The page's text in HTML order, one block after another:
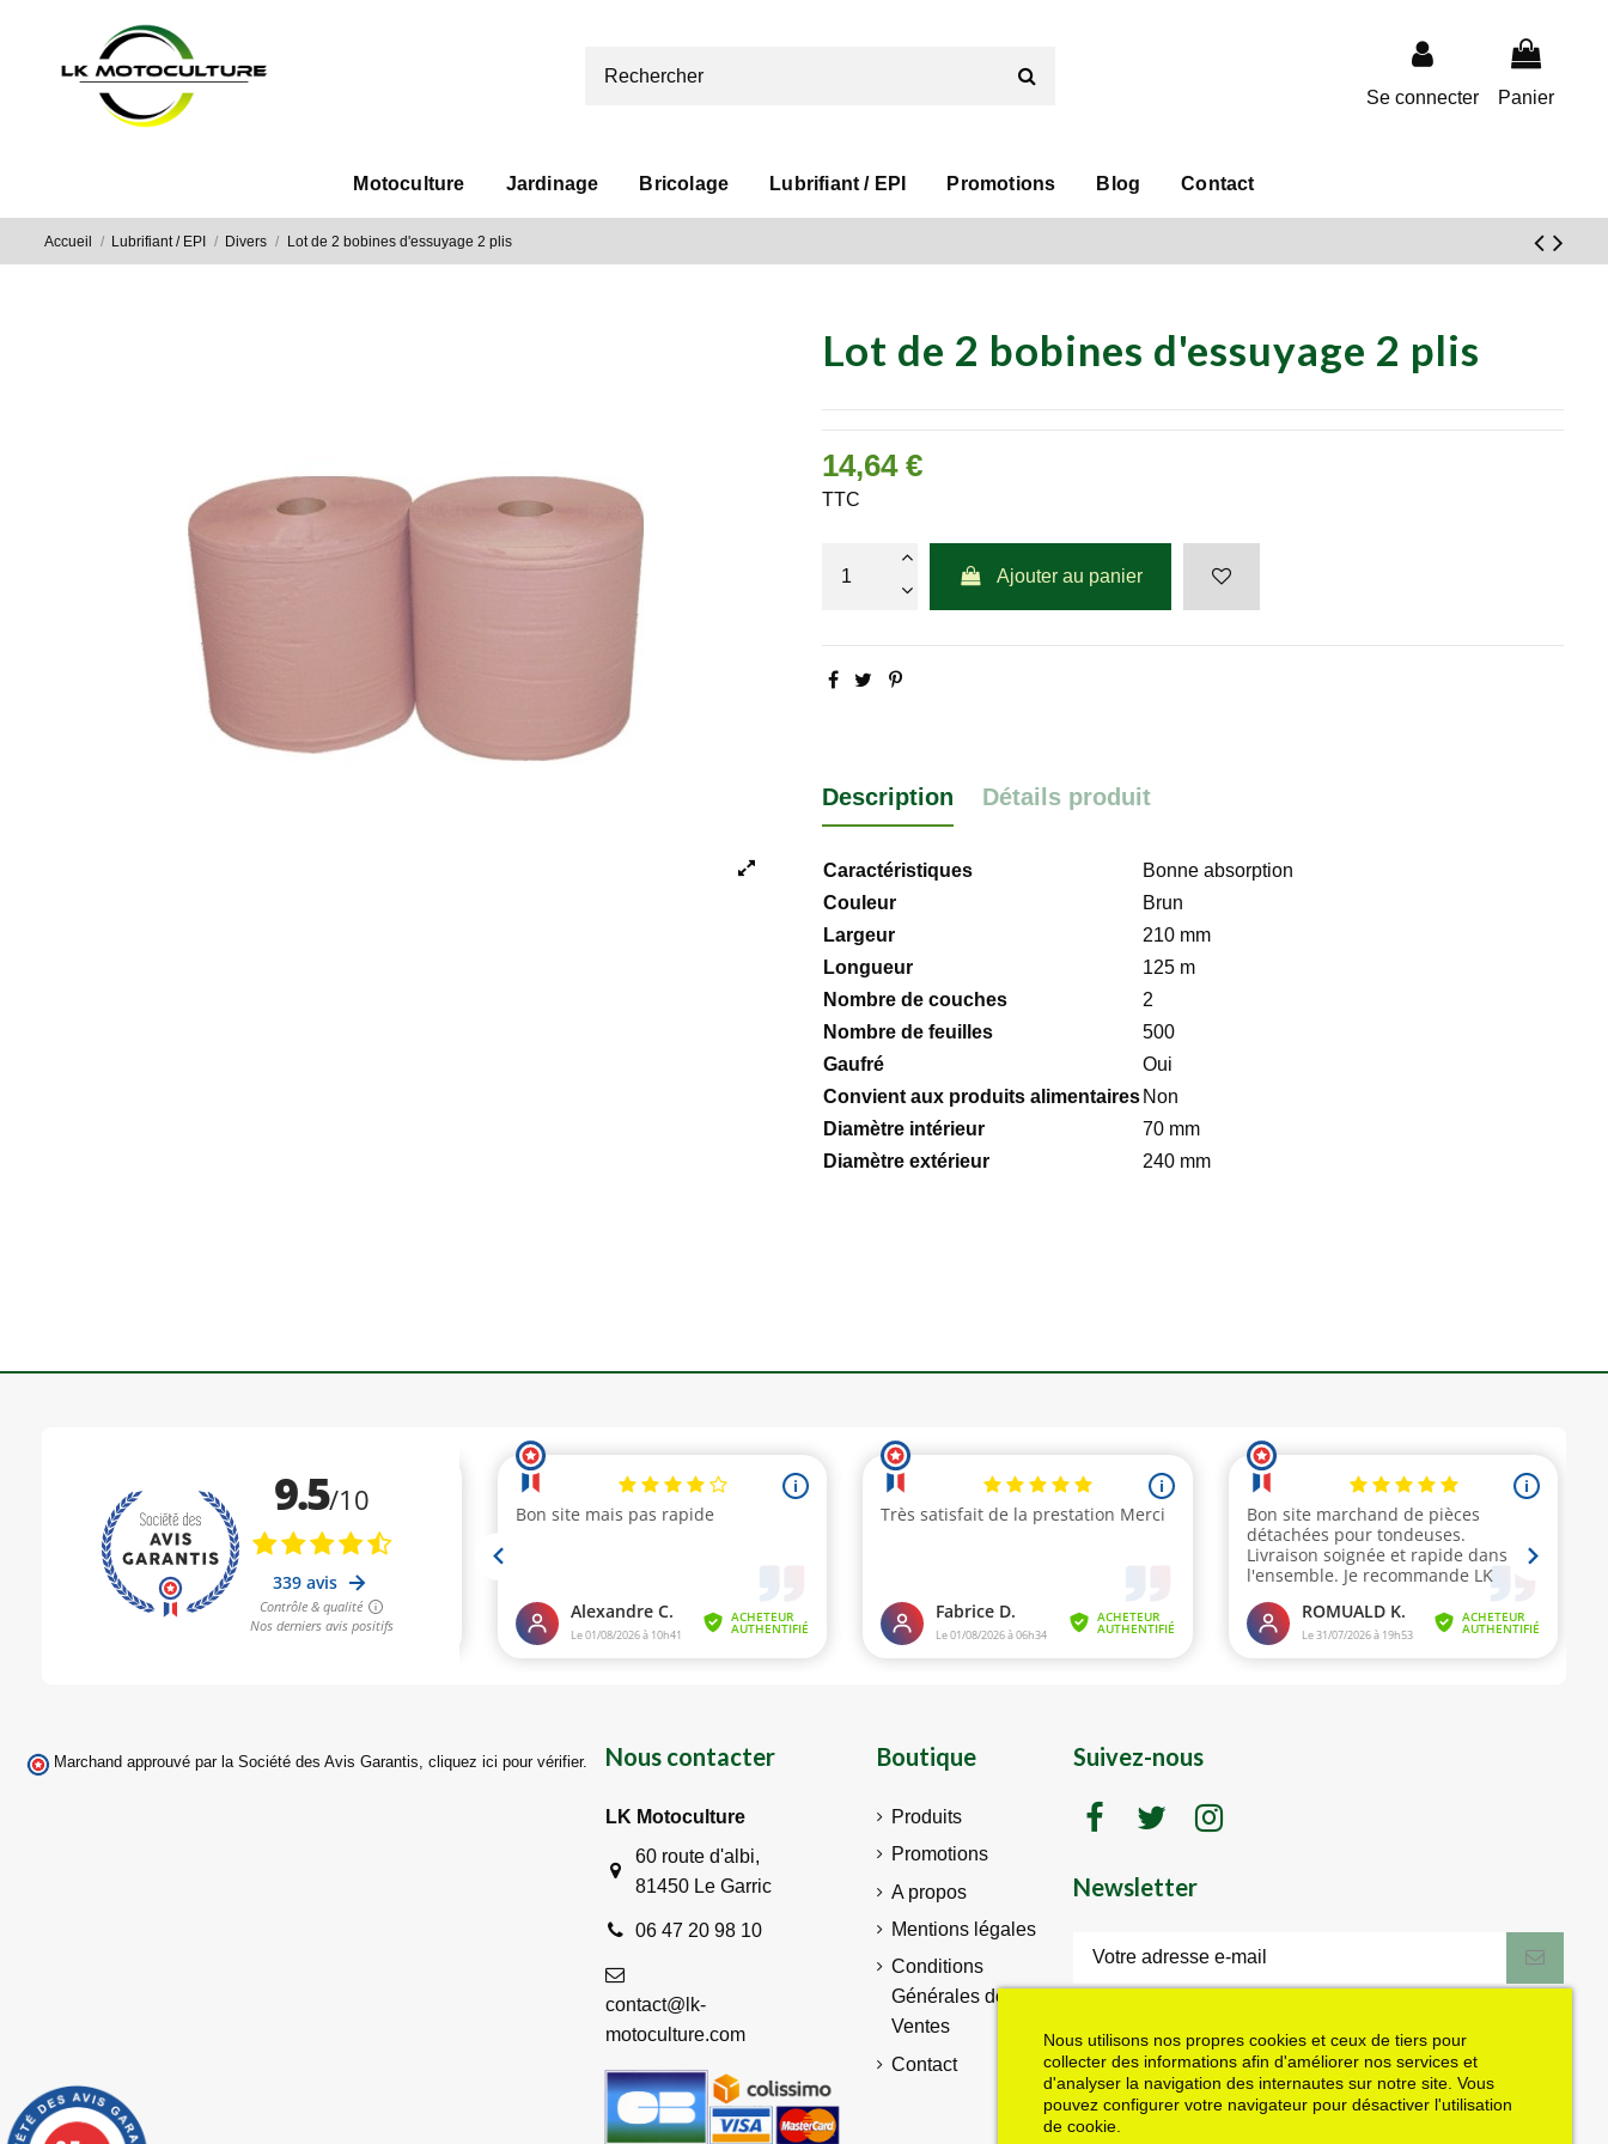
Nous utilisons nos propres cookies et ceux de tiers pour
collecter des informations afin d'améliorer nos services et
d'analyser la navigation des internautes sur notre site. Vous
pouvez configurer votre navigateur pour désactiver l'utilisation
de cookie.
Se connecter Panier
Motoculture Jardinage Bricolage Lubrifiant / EPI Promotions Blog Contact
Accueil Lubrifiant / EPI Divers Lot de 2 bobines d'essuyage 2 plis
Lot de 2 bobines d'essuyage 2 plis
14,64 €
TTC
Ajouter au panier
Description Détails produit
Caractéristiques
Bonne absorption
Couleur
Brun
Largeur
210 mm
Longueur
125 m
Nombre de couches
2
Nombre de feuilles
500
Gaufré
Oui
Convient aux produits alimentaires Non
Diamètre intérieur
70 mm
Diamètre extérieur
240 mm
Marchand approuvé par la Société des Avis Garantis, cliquez ici pour vérifier. Nous contacter
LK Motoculture
60 route d'albi,
81450 Le Garric
06 47 20 98 10
contact@lk-
motoculture.com
Boutique
Produits
Promotions
A propos
Mentions légales
Conditions
Générales de
Ventes
Contact
Suivez-nous
Newsletter
dans le mail de confirmation envoyé à
l'adresse email fournie). Vous pouvez
vous désinscrire à tout moment. Plus
d'informations dans nos mentions légales
J'accepte les conditions générales et la politique de confidentialité